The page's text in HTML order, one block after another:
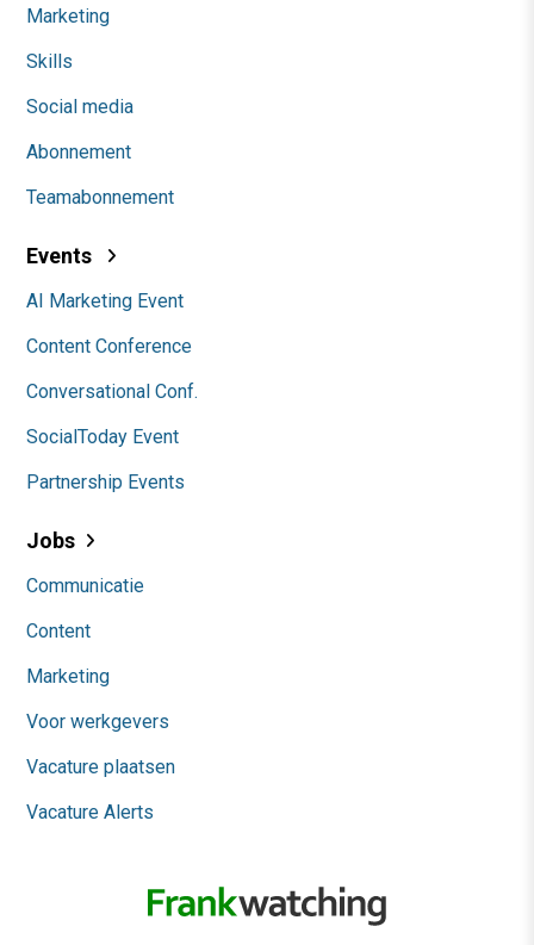
Marketing
Skills
Social media
Abonnement
Teamabonnement
Events
AI Marketing Event
Content Conference
Conversational Conf.
SocialToday Event
Partnership Events
Jobs
Communicatie
Content
Marketing
Voor werkgevers
Vacature plaatsen
Vacature Alerts